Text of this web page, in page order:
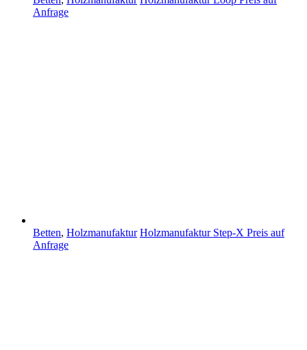
Anfrage
Betten, Holzmanufaktur Holzmanufaktur Step-X Preis auf
Anfrage